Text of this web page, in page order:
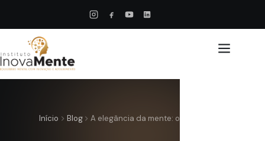
Início Blog A elegância da mente: o que…